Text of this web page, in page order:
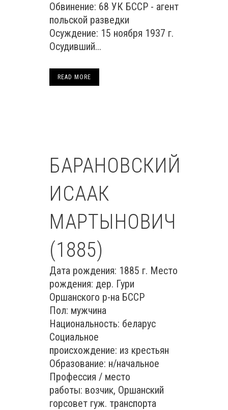
Обвинение: 68 УК БССР - агент
польской разведки
Осуждение: 15 ноября 1937 г.
Осудивший...
READ MORE
БАРАНОВСКИЙ
ИСААК
МАРТЫНОВИЧ
(1885)
Дата рождения: 1885 г. Место
рождения: дер. Гури
Оршанского р-на БССР
Пол: мужчина
Национальность: беларус
Социальное
происхождение: из крестьян
Образование: н/начальное
Профессия / место
работы: возчик, Оршанский
горсовет гуж. транспорта